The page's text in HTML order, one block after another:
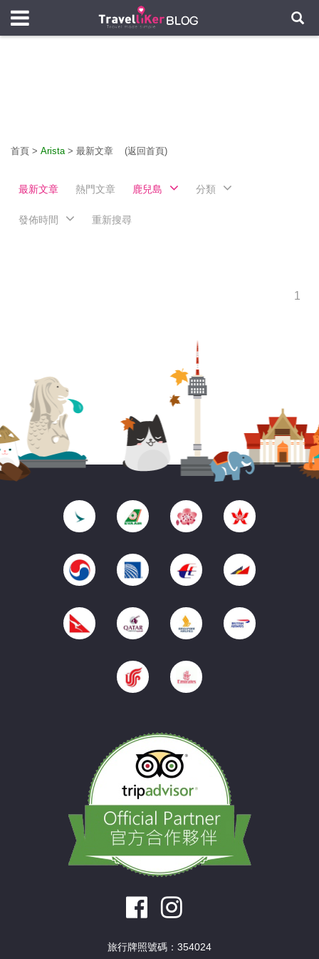
首頁 > Arista> 最新文章 (返回首頁)
最新文章 熱門文章 鹿兒島 分類
發佈時間 重新搜尋
1
旅行牌照號碼：354024